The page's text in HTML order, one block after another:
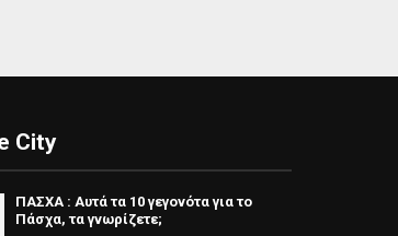
City
ΠΑΣΧΑ : Αυτά τα 10 γεγονότα για το
Πάσχα, τα γνωρίζετε;